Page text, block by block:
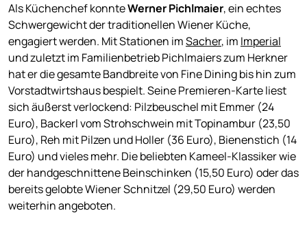
Als Küchenchef konnteWerner Pichlmaier, ein echtes
Schwergewicht der traditionellen Wiener Küche,
engagiert werden. Mit Stationen imSacher, im Imperial
und zuletzt im Familienbetrieb Pichlmaiers zum Herkner
hat er die gesamte Bandbreite von Fine Dining bis hin zum
Vorstadtwirtshaus bespielt. Seine Premieren-Karte liest
sich äußerst verlockend: Pilzbeuschel mit Emmer (24
Euro), Backerl vom Strohschwein mit Topinambur (23,50
Euro), Reh mit Pilzen und Holler (36 Euro), Bienenstich (14
Euro) und vieles mehr. Die beliebten Kameel-Klassiker wie
der handgeschnittene Beinschinken (15,50 Euro) oder das
bereits gelobte Wiener Schnitzel (29,50 Euro) werden
weiterhin angeboten.